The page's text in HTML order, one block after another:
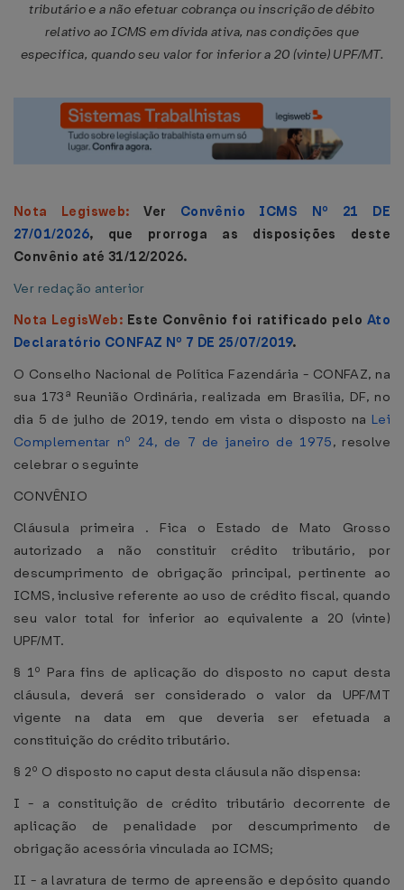
tributário e a não efetuar cobrança ou inscrição de débito
relativo ao ICMS em dívida ativa, nas condições que
especifica, quando seu valor for inferior a 20 (vinte) UPF/MT.
Nota Legisweb:Ver Convênio ICMS Nº 21 DE
27/01/2026, que prorroga as disposições deste
Convênio até 31/12/2026.
Ver redação anterior
Nota LegisWeb: Este Convênio foi ratificado pelo Ato
Declaratório CONFAZ Nº 7 DE 25/07/2019.
O Conselho Nacional de Política Fazendária - CONFAZ, na
sua 173ª Reunião Ordinária, realizada em Brasília, DF, no
dia 5 de julho de 2019, tendo em vista o disposto na Lei
Complementar nº 24, de 7 de janeiro de 1975, resolve
celebrar o seguinte
CONVÊNIO
Cláusula primeira . Fica o Estado de Mato Grosso
autorizado a não constituir crédito tributário, por
descumprimento de obrigação principal, pertinente ao
ICMS, inclusive referente ao uso de crédito fiscal, quando
seu valor total for inferior ao equivalente a 20 (vinte)
UPF/MT.
§ 1º Para fins de aplicação do disposto no caput desta
cláusula, deverá ser considerado o valor da UPF/MT
vigente na data em que deveria ser efetuada a
constituição do crédito tributário.
§ 2º O disposto no caput desta cláusula não dispensa:
I - a constituição de crédito tributário decorrente de
aplicação de penalidade por descumprimento de
obrigação acessória vinculada ao ICMS;
II - a lavratura de termo de apreensão e depósito quando